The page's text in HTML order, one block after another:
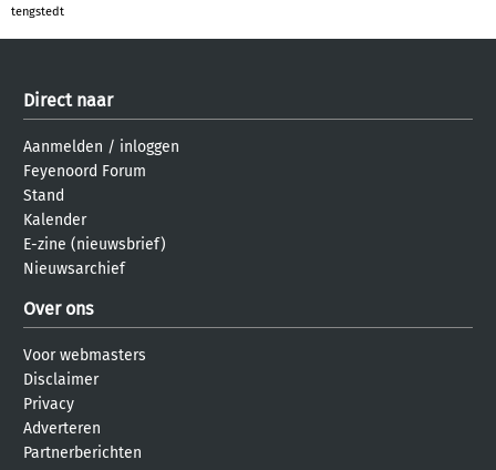
tengstedt
Direct naar
Aanmelden / inloggen
Feyenoord Forum
Stand
Kalender
E-zine (nieuwsbrief)
Nieuwsarchief
Over ons
Voor webmasters
Disclaimer
Privacy
Adverteren
Partnerberichten